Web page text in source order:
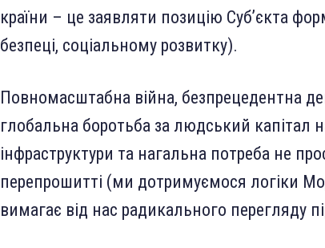
країни – це заявляти позицію Субʼєкта
безпеці, соціальному розвитку).
Повномасштабна війна, безпрецедентна
глобальна боротьба за людський капітал
інфраструктури та нагальна потреба не
перепрошитті (ми дотримуємося логіки
вимагає від нас радикального перегляду